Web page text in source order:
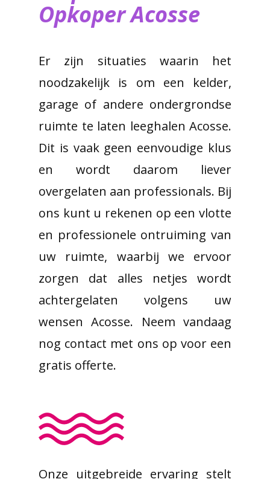
Opkoper Acosse
Er zijn situaties waarin het
noodzakelijk is om een kelder,
garage of andere ondergrondse
ruimte te laten leeghalen Acosse.
Dit is vaak geen eenvoudige klus
en wordt daarom liever
overgelaten aan professionals. Bij
ons kunt u rekenen op een vlotte
en professionele ontruiming van
uw ruimte, waarbij we ervoor
zorgen dat alles netjes wordt
achtergelaten volgens uw
wensen Acosse. Neem vandaag
nog contact met ons op voor een
gratis offerte.
Onze uitgebreide ervaring stelt